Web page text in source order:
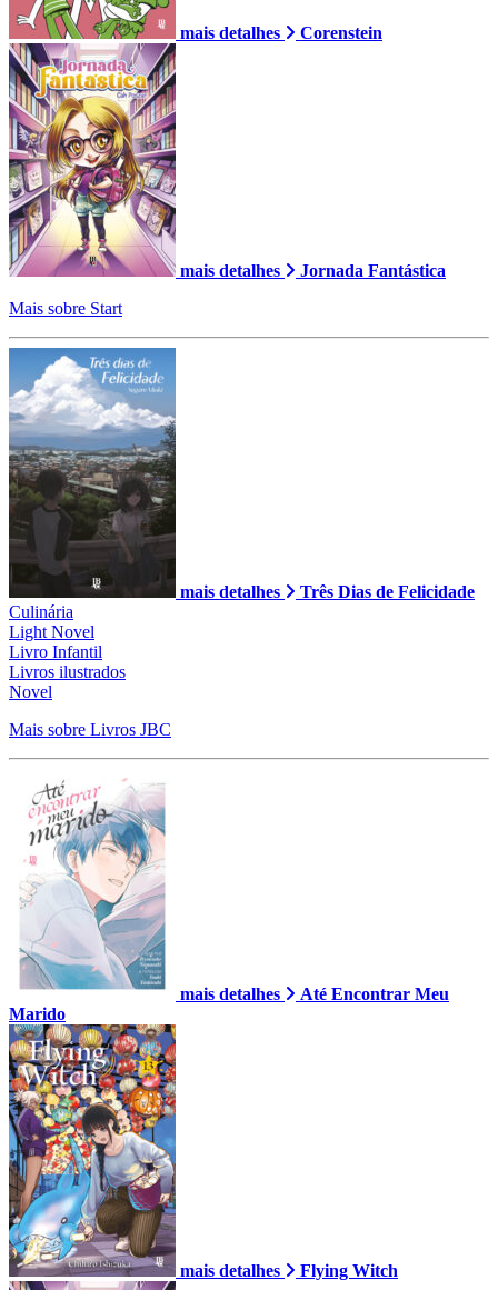
mais detalhes Corenstein
mais detalhes
Jornada Fantástica
Mais sobre Start
mais detalhes
Três Dias de Felicidade
Culinária
Light Novel
Livro Infantil
Livros ilustrados
Novel
Mais sobre Livros JBC
mais detalhes
Até Encontrar Meu
Marido
mais detalhes Flying Witch